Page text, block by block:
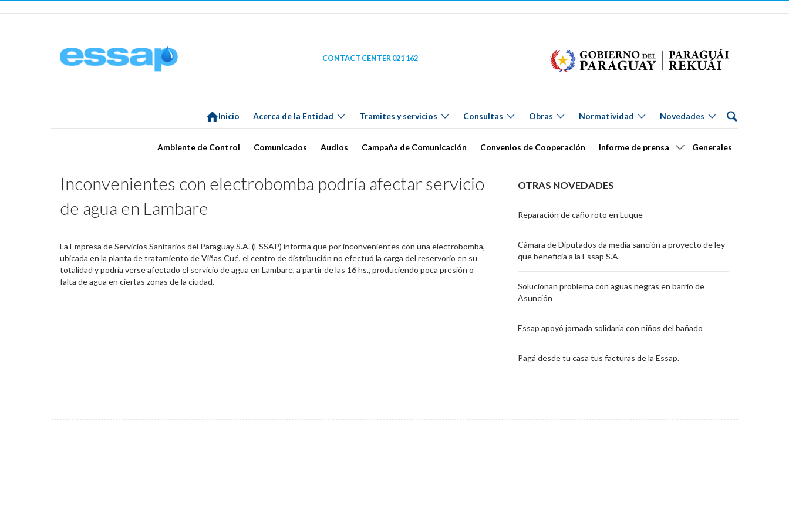
CONTACT CENTER 021 162
Inicio Acerca de la Entidad Tramites y servicios Consultas Obras Normatividad Novedades
Ambiente de Control Comunicados Audios Campaña de Comunicación Convenios de Cooperación Informe de prensa Generales
Inconvenientes con electrobomba podría afectar servicio
de agua en Lambare
La Empresa de Servicios Sanitarios del Paraguay S.A. (ESSAP) informa que por inconvenientes con una electrobomba,
ubicada en la planta de tratamiento de Viñas Cué, el centro de distribución no efectuó la carga del reservorio en su
totalidad y podría verse afectado el servicio de agua en Lambare, a partir de las 16 hs., produciendo poca presión o
falta de agua en ciertas zonas de la ciudad.
OTRAS NOVEDADES
Reparación de caño roto en Luque
Cámara de Diputados da media sanción a proyecto de ley
que beneficia a la Essap S.A.
Solucionan problema con aguas negras en barrio de
Asunción
Essap apoyó jornada solidaria con niños del bañado
Pagá desde tu casa tus facturas de la Essap.